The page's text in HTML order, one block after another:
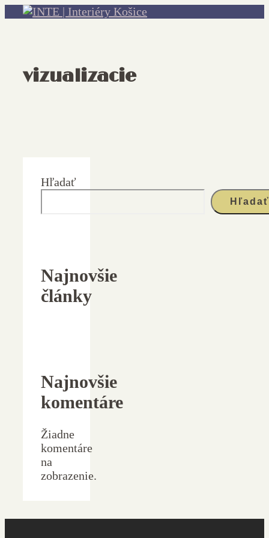
Preskočiť
vizualizacie
Hľadať
Hľadať
Najnovšie
články
Najnovšie
komentáre
Žiadne
komentáre
na
zobrazenie.